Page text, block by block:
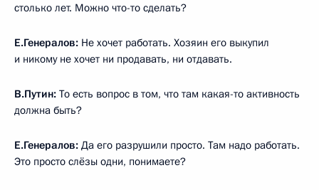
столько лет. Можно что-то сделать?
Е.Генералов: Не хочет работать. Хозяин его выкупил
и никому не хочет ни продавать, ни отдавать.
В.Путин: То есть вопрос в том, что там какая-то активность
должна быть?
Е.Генералов: Да его разрушили просто. Там надо работать.
Это просто слёзы одни, понимаете?